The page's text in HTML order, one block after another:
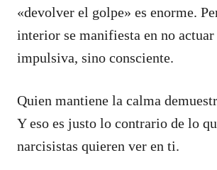
«devolver el golpe» es enorme.
interior se manifiesta en no
impulsiva, sino consciente.
Quien mantiene la calma
Y eso es justo lo contrario de lo
narcisistas quieren ver en ti.